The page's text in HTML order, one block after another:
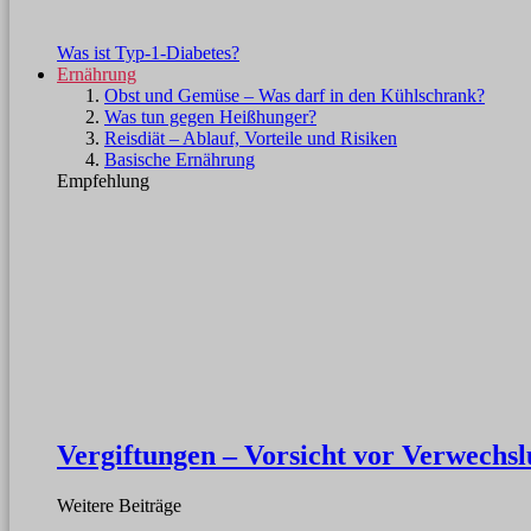
Was ist Typ-1-Diabetes?
Ernährung
Obst und Gemüse – Was darf in den Kühlschrank?
Was tun gegen Heißhunger?
Reisdiät – Ablauf, Vorteile und Risiken
Basische Ernährung
Empfehlung
Vergiftungen – Vorsicht vor
Weitere Beiträge